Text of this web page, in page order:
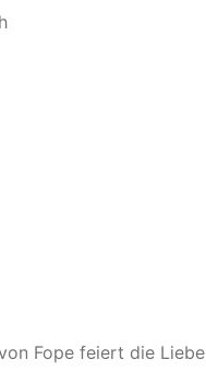
Fope feiert die Liebe